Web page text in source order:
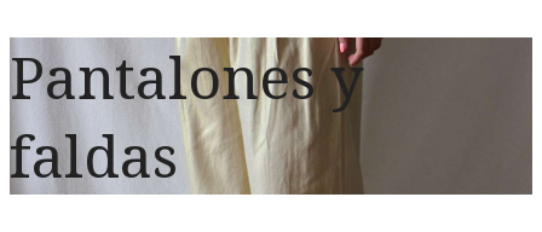
Pantalones y
faldas